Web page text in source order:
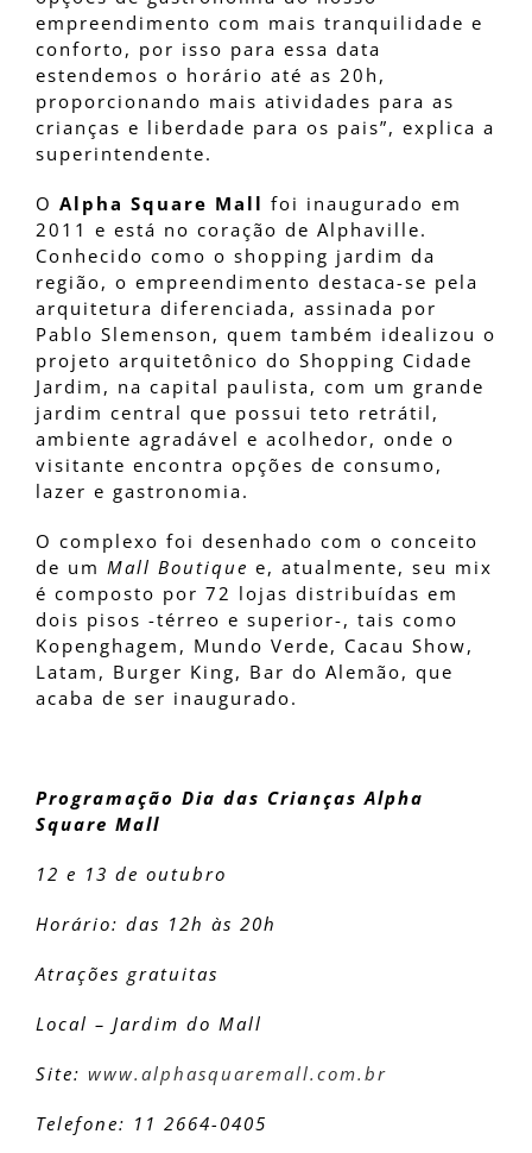
empreendimento com mais tranquilidade e
conforto, por isso para essa data
estendemos o horário até as 20h,
proporcionando mais atividades para as
crianças e liberdade para os pais”, explica a
superintendente.
O Alpha Square Mall foi inaugurado em
2011 e está no coração de Alphaville.
Conhecido como o shopping jardim da
região, o empreendimento destaca-se pela
arquitetura diferenciada, assinada por
Pablo Slemenson, quem também idealizou o
projeto arquitetônico do Shopping Cidade
Jardim, na capital paulista, com um grande
jardim central que possui teto retrátil,
ambiente agradável e acolhedor, onde o
visitante encontra opções de consumo,
lazer e gastronomia.
O complexo foi desenhado com o conceito
de um Mall Boutique e, atualmente, seu mix
é composto por 72 lojas distribuídas em
dois pisos -térreo e superior-, tais como
Kopenghagem, Mundo Verde, Cacau Show,
Latam, Burger King, Bar do Alemão, que
acaba de ser inaugurado.
Programação Dia das Crianças Alpha
Square Mall
12 e 13 de outubro
Horário: das 12h às 20h
Atrações gratuitas
Local – Jardim do Mall
Site: www.alphasquaremall.com.br
Telefone: 11 2664-0405